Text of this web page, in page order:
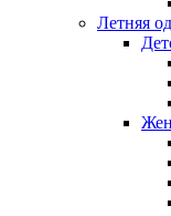
Летняя